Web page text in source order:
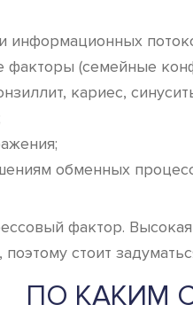
информационных
факторы (семейные
кариес,
обменных
фактор.
поэтому стоит
ПО КАКИМ